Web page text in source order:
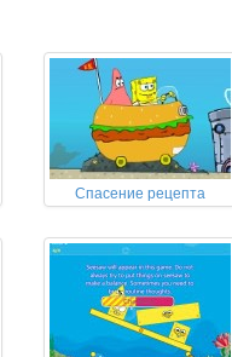
Спасение рецепта